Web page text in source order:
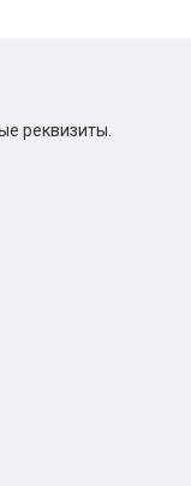
реквизиты.